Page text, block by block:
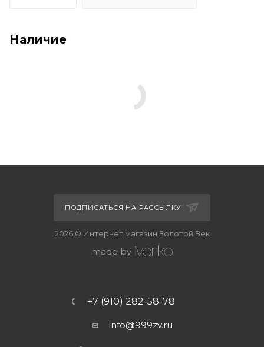
Наличие
ПОДПИСАТЬСЯ НА РАССЫЛКУ
2026 © Интернет магазин Золотой Век
made by
+7 (910) 282-58-78
info@999zv.ru